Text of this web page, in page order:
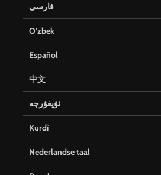
فارسی
O’zbek
Español
中文
ئۇيغۇرچە
Kurdî
Nederlandse taal